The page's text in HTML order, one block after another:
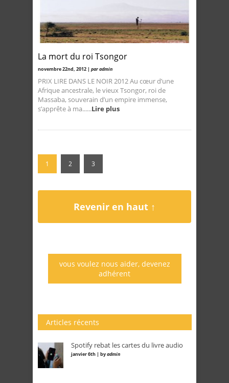
La mort du roi Tsongor
novembre 22nd, 2012 | par admin
PRIX LIRE DANS LE NOIR 2012 Au cœur d’une
Afrique ancestrale, le vieux Tsongor, roi de
Massaba, souverain d’un empire immense,
s’apprête à ma......Lire plus
1 2 3
Revenir en haut ↑
vous voulez nous aider, devenez
adhérent
Articles récents
Spotify rebat les cartes du livre audio
janvier 6th | byadmin